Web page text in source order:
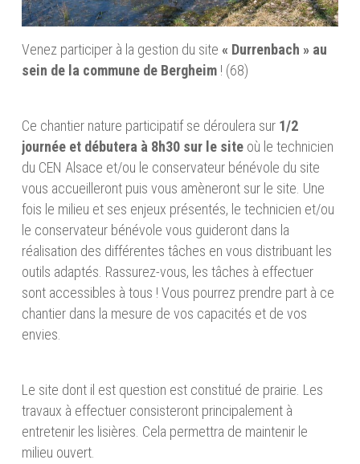
Venez participer à la gestion du site « Durrenbach » au
sein de la commune de Bergheim ! (68)
Ce chantier nature participatif se déroulera sur 1/2
journée et débutera à 8h30 sur le siteoù le technicien
du CEN Alsace et/ou le conservateur bénévole du site
vous accueilleront puis vous amèneront sur le site. Une
fois le milieu et ses enjeux présentés, le technicien et/ou
le conservateur bénévole vous guideront dans la
réalisation des différentes tâches en vous distribuant les
outils adaptés. Rassurez-vous, les tâches à effectuer
sont accessibles à tous ! Vous pourrez prendre part à ce
chantier dans la mesure de vos capacités et de vos
envies.
Le site dont il est question est constitué de prairie. Les
travaux à effectuer consisteront principalement à
entretenir les lisières. Cela permettra de maintenir le
milieu ouvert.